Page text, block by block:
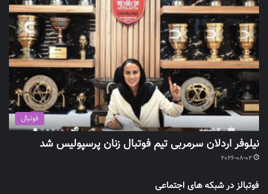
فوتبال
نیلوفر اردلان سرمربی تیم فوتبال زنان پرسپولیس شد
2026-08-02
فوتبالز در شبکه های اجتماعی